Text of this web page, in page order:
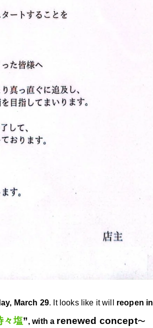
March 29. It looks like it will reopen in
々塩”, with a renewed concept〜